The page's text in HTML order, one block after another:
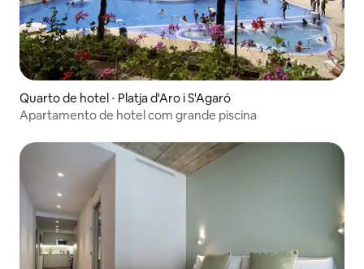
Quarto de hotel ⋅ Platja d'Aro i S'Agaró
Apartamento de hotel com grande piscina